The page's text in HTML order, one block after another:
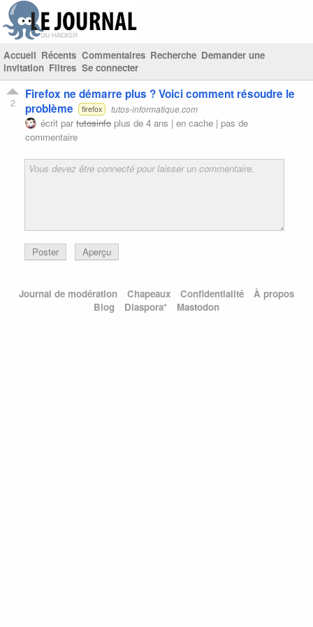
Accueil Récents Commentaires Recherche Demander une
invitation Filtres Se connecter
2
Firefox ne démarre plus ? Voici comment résoudre le
problème
firefox tutos-informatique.com
écrit partutosinfo plus de 4 ans | en cache | pas de
commentaire
Poster Aperçu
Journal de modération Chapeaux Confidentialité
À propos
Blog
Diaspora* Mastodon